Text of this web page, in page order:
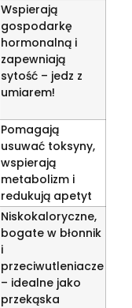
Wspierają
gospodarkę
hormonalną i
zapewniają
sytość – jedz z
umiarem!
Pomagają
usuwać toksyny,
wspierają
metabolizm i
redukują apetyt
Niskokaloryczne,
bogate w błonnik
i
przeciwutleniacze
– idealne jako
przekąska